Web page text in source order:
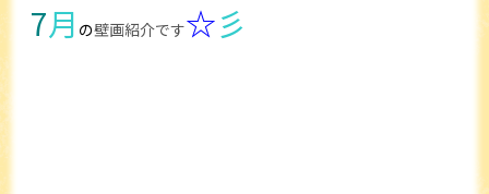
7月 の壁画紹介です☆彡